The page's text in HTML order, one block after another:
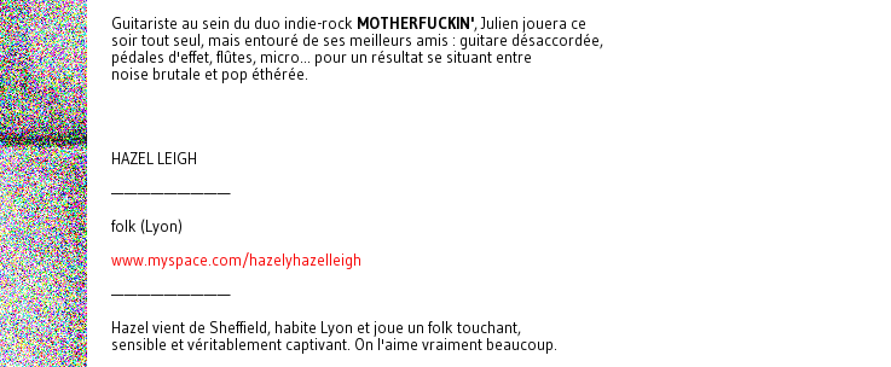
Guitariste au sein du duo indie-rock MOTHERFUCKIN', Julien jouera ce
soir tout seul, mais entouré de ses meilleurs amis : guitare désaccordée,
pédales d'effet, flûtes, micro... pour un résultat se situant entre
noise brutale et pop éthérée.
HAZEL LEIGH
—————————
folk (Lyon)
www.myspace.com/hazelyhazelleigh
—————————
Hazel vient de Sheffield, habite Lyon et joue un folk touchant,
sensible et véritablement captivant. On l'aime vraiment beaucoup.